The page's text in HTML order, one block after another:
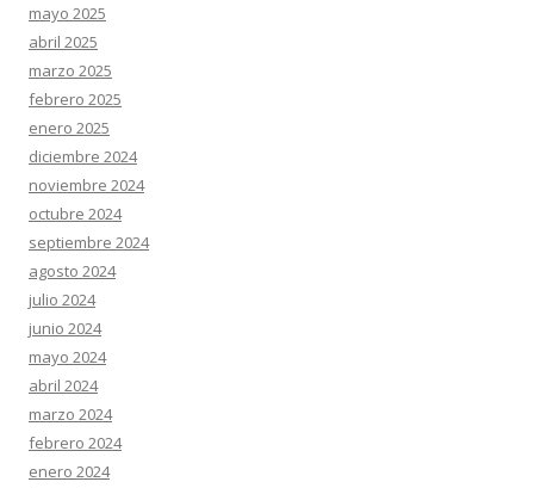
mayo 2025
abril 2025
marzo 2025
febrero 2025
enero 2025
diciembre 2024
noviembre 2024
octubre 2024
septiembre 2024
agosto 2024
julio 2024
junio 2024
mayo 2024
abril 2024
marzo 2024
febrero 2024
enero 2024